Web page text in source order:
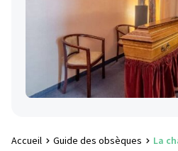
Accueil Guide des obsèques La